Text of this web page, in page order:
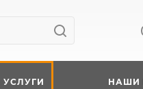
УСЛУГИ НАШИ